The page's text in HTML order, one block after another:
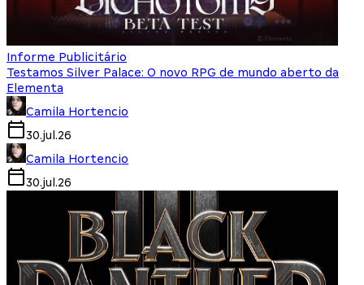
Informe Publicitário
Testamos Silver Palace: O novo RPG de mundo aberto da
Elementa
Camila Hortencio
30.jul.26
Camila Hortencio
30.jul.26